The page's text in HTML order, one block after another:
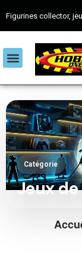
Figurines collector,
Catégorie
Jeux